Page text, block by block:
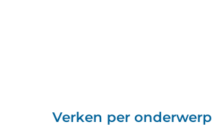
Verken per onderwerp